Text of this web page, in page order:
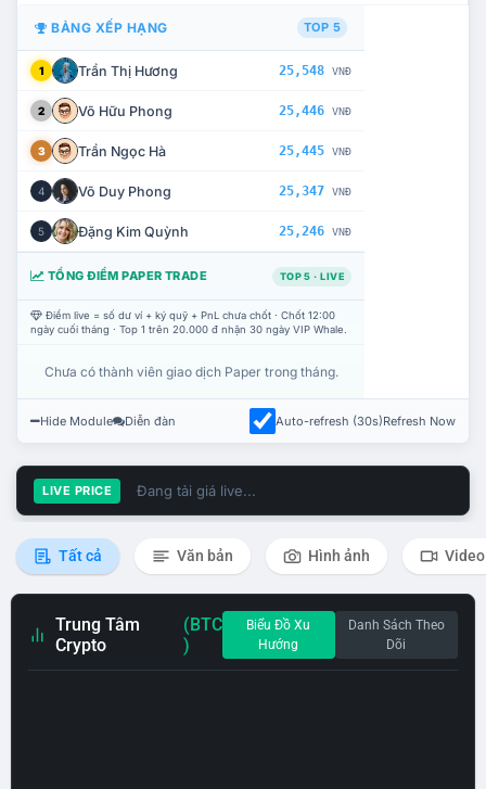
BẢNG XẾP HẠNG TOP 5
1 Trần Thị Hương 25,548 VNĐ
2 Võ Hữu Phong 25,446 VNĐ
3 Trần Ngọc Hà 25,445 VNĐ
4 Võ Duy Phong 25,347 VNĐ
5 Đặng Kim Quỳnh 25,246 VNĐ
TỔNG ĐIỂM PAPER TRADE TOP 5 · LIVE
Điểm live = số dư ví + ký quỹ + PnL chưa chốt · Chốt 12:00
ngày cuối tháng · Top 1 trên 20.000 đ nhận 30 ngày VIP Whale.
Chưa có thành viên giao dịch Paper trong tháng.
Hide Module Diễn đàn Auto-refresh (30s)Refresh Now
LIVE PRICE Đang tải giá live...
Tất cả Văn bản Hình ảnh Video
Trung Tâm
Crypto
(BTC
)
Biểu Đồ Xu
Hướng
Danh Sách Theo
Dõi